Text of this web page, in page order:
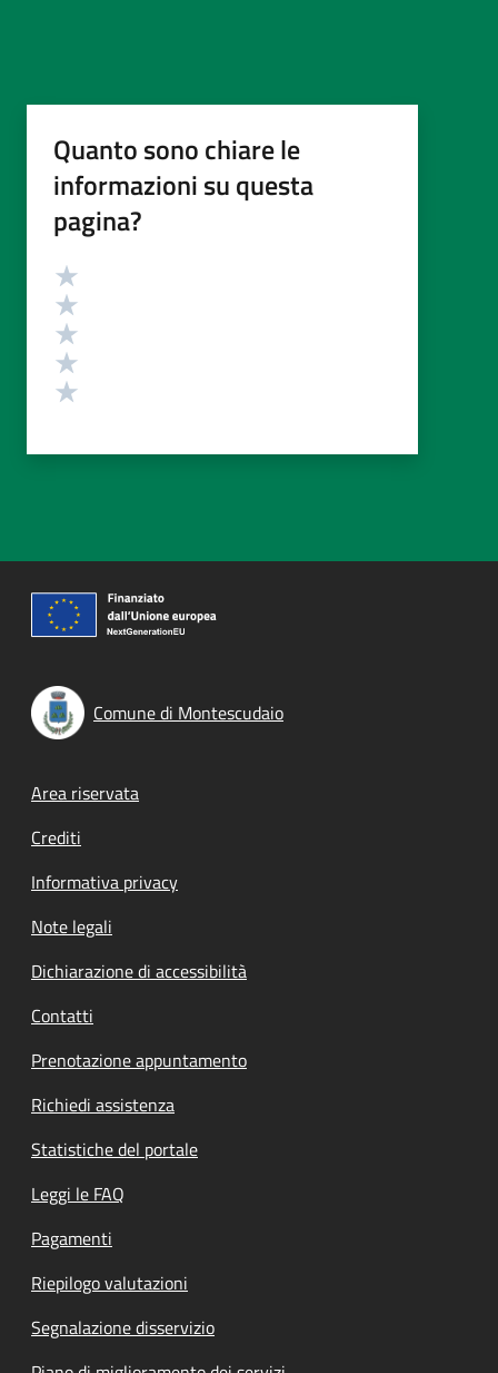
Quanto sono chiare le
informazioni su questa
pagina?
Valutazione
Comune di Montescudaio
Footer menu
Area riservata
Crediti
Informativa privacy
Note legali
Dichiarazione di accessibilità
Contatti
Prenotazione appuntamento
Richiedi assistenza
Statistiche del portale
Leggi le FAQ
Pagamenti
Riepilogo valutazioni
Segnalazione disservizio